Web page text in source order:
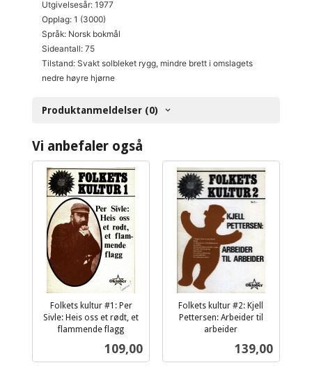
Utgivelsesår: 1977
Opplag: 1 (3000)
Språk: Norsk bokmål
Sideantall: 75
Tilstand: Svakt solbleket rygg, mindre brett i omslagets
nedre høyre hjørne
Produktanmeldelser (0)
Vi anbefaler også
Folkets kultur #1: Per
Sivle: Heis oss et rødt, et
flammende flagg
Pris
109,00
Folkets kultur #2: Kjell
Pettersen: Arbeider til
arbeider
Pris
139,00